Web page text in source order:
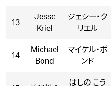
13
Jesse
Kriel
ジェシー・ク
リエル
14
Michael
Bond
マイケル・ボ
ンド
はしの こう